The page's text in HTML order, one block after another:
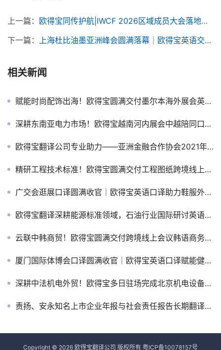
上一篇： 欧得宝同传护航|IWCF 2026区域成员大会落地成都：专业同传赋能全球油气行业深度对话
下一篇：
上海杜比油墨亚洲峰会圆满落幕｜欧得宝英语交传护航化工印刷国际交流
相关新闻
赋能时尚配饰出海！欧得宝圆满交付墨尔本海外展会英语口译
深耕东南亚电力市场！欧得宝越南河内展会中越陪同口译顺利交付
欧得宝翻译公司专业助力——亚洲金融合作协会2021年“一带一路”金融合作论坛圆满举办
精研工程技术标准！欧得宝圆满交付工程图纸跨境线上英语口译
广交会逛展口译圆满收官｜欧得宝英语口译助力鞋服外贸抢抓商机
欧得宝翻译深耕能源标准领域，石油行业国际研讨英语口译交付落地长春
云联中韩商贸！欧得宝圆满交付跨境线上会议韩语商务口译
厦门国际体博会口译圆满收官｜欧得宝英语口译赋能健身外贸出海
深耕中法机电外贸！欧得宝多日驻场完成北京机电设备法语陪同口译服务
责扬、安永知名上市企业年报与社会责任报告长期翻译合作案例
Copyright © 2026 欧得宝翻译公司 版权所有 粤ICP备10078157号